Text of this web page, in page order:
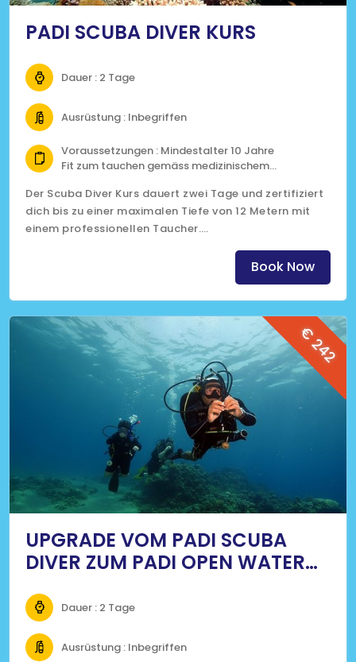
PADI SCUBA DIVER KURS
Dauer : 2 Tage
Ausrüstung : Inbegriffen
Voraussetzungen : Mindestalter 10 Jahre
Fit zum tauchen gemäss medizinischem
Der Scuba Diver Kurs dauert zwei Tage und zertifiziert
dich bis zu einer maximalen Tiefe von 12 Metern mit
einem professionellen Taucher.
Book Now
€ 242
UPGRADE VOM PADI SCUBA
DIVER ZUM PADI OPEN WATER
Dauer : 2 Tage
Ausrüstung : Inbegriffen